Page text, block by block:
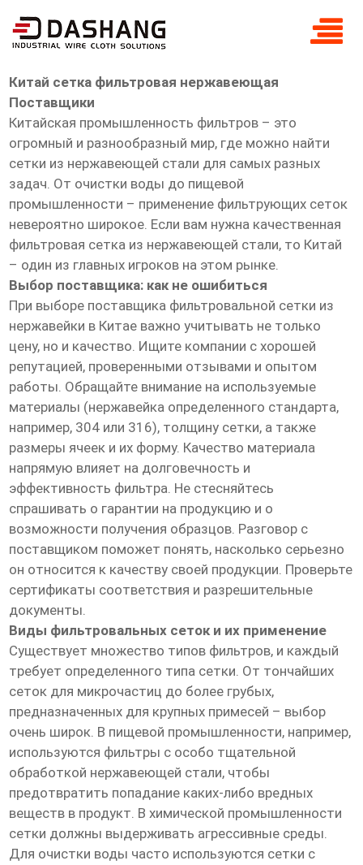
Китай сетка фильтровая
нержавеющая Поставщики
Китай сетка фильтровая нержавеющая
Поставщики
Китайская промышленность фильтров – это
огромный и разнообразный мир, где можно найти
сетки из нержавеющей стали для самых разных
задач. От очистки воды до пищевой
промышленности – применение фильтрующих сеток
невероятно широкое. Если вам нужна качественная
фильтровая сетка из нержавеющей стали, то Китай
– один из главных игроков на этом рынке.
Выбор поставщика: как не ошибиться
При выборе поставщика фильтровальной сетки из
нержавейки в Китае важно учитывать не только
цену, но и качество. Ищите компании с хорошей
репутацией, проверенными отзывами и опытом
работы. Обращайте внимание на используемые
материалы (нержавейка определенного стандарта,
например, 304 или 316), толщину сетки, а также
размеры ячеек и их форму. Качество материала
напрямую влияет на долговечность и
эффективность фильтра. Не стесняйтесь
спрашивать о гарантии на продукцию и о
возможности получения образцов. Разговор с
поставщиком поможет понять, насколько серьезно
он относится к качеству своей продукции. Проверьте
сертификаты соответствия и разрешительные
документы.
Виды фильтровальных сеток и их применение
Существует множество типов фильтров, и каждый
требует определенного типа сетки. От тончайших
сеток для микрочастиц до более грубых,
предназначенных для крупных примесей – выбор
очень широк. В пищевой промышленности, например,
используются фильтры с особо тщательной
обработкой нержавеющей стали, чтобы
предотвратить попадание каких-либо вредных
веществ в продукт. В химической промышленности
сетки должны выдерживать агрессивные среды.
Для очистки воды часто используются сетки с